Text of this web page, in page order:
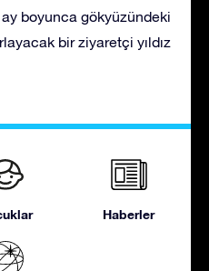
boyunca gökyüzündeki
bir ziyaretçi yıldız
Haberler